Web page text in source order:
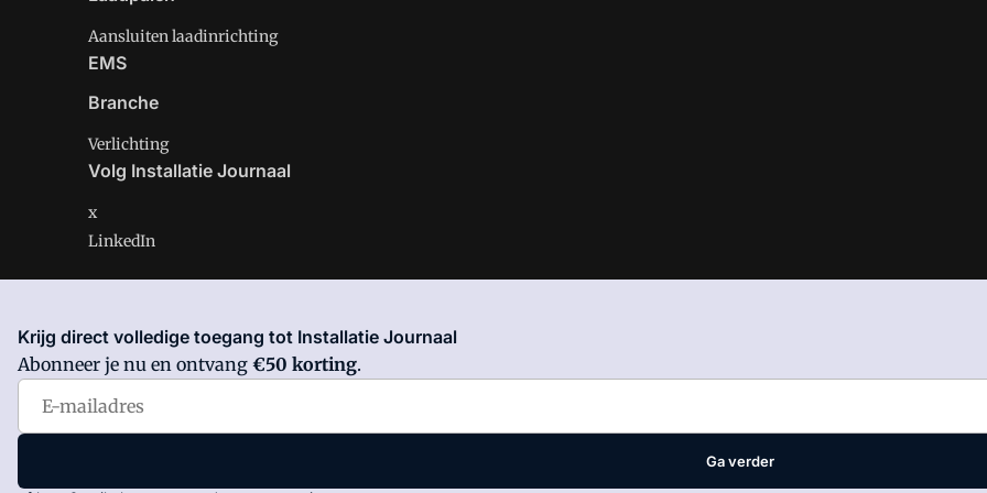
Aansluiten laadinrichting
EMS
Branche
Verlichting
Volg Installatie Journaal
x
LinkedIn
Installatie Journaal is onderdeel van VMN media. Lees in
VoorwaardenenPrivacy en Cookie beleid
Krijg direct volledige toegang tot Installatie Journaal
Abonneer je nu en ontvang €50 korting.
Ga verder